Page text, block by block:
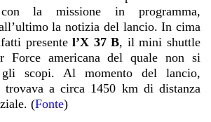
la missione in programma,
la notizia del lancio. In cima
presentel’X 37 B, il mini shuttle
Force americana del quale non si
gli scopi. Al momento del lancio,
trovava a circa 1450 km di distanza
(Fonte)